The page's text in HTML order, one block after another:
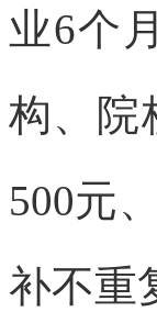
业6个
构、院
500元
补不重